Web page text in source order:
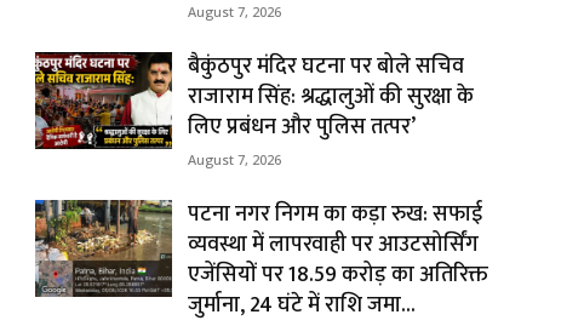
August 7, 2026
बैकुंठपुर मंदिर घटना पर बोले सचिव
राजाराम सिंह: श्रद्धालुओं की सुरक्षा के
लिए प्रबंधन और पुलिस तत्पर’
August 7, 2026
पटना नगर निगम का कड़ा रुख: सफाई
व्यवस्था में लापरवाही पर आउटसोर्सिंग
एजेंसियों पर ₹18.59 करोड़ का अतिरिक्त
जुर्माना, 24 घंटे में राशि जमा...